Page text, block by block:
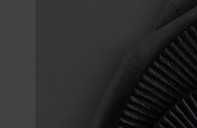
Schwebender Seitenbereich